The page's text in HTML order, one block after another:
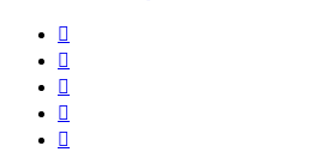




